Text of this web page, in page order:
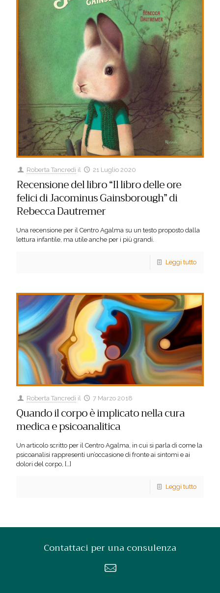
Roberta Tancredi il 21 Luglio 2020
Recensione del libro “Il libro delle ore
felici di Jacominus Gainsborough” di
Rebecca Dautremer
Una recensione per il Centro Agalma su un testo proposto dalla
lettura infantile, ma utile anche per i più grandi.
Leggi tutto
Roberta Tancredi il 7 Marzo 2018
Quando il corpo è implicato nella cura
medica e psicoanalitica
Un articolo scritto per il Centro Agalma, in cui si parla di come la
psicoanalisi rappresenti un’occasione di fronte ai sintomi e ai
dolori del corpo, […]
Leggi tutto
Contattaci per una consulenza